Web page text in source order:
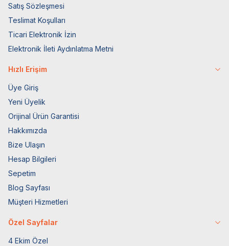
Satış Sözleşmesi
Teslimat Koşulları
Ticari Elektronik İzin
Elektronik İleti Aydınlatma Metni
Hızlı Erişim
Üye Giriş
Yeni Üyelik
Orijinal Ürün Garantisi
Hakkımızda
Bize Ulaşın
Hesap Bilgileri
Sepetim
Blog Sayfası
Müşteri Hizmetleri
Özel Sayfalar
4 Ekim Özel